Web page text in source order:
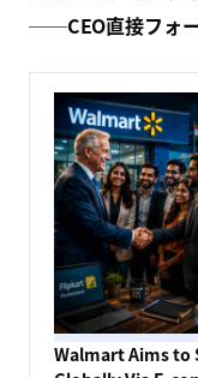
景に、Amazonは在
企業動向・提携
Walmart、インド
──CEO直接フォ